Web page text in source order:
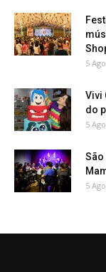
5
Vivi
do
5
São
5